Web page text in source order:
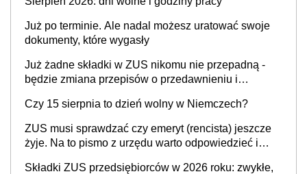
Już po terminie. Ale nadal możesz uratować swoje
dokumenty, które wygasły
Już żadne składki w ZUS nikomu nie przepadną -
będzie zmiana przepisów o przedawnieniu i
Czy 15 sierpnia to dzień wolny w Niemczech?
ZUS musi sprawdzać czy emeryt (rencista) jeszcze
żyje. Na to pismo z urzędu warto odpowiedzieć i
Składki ZUS przedsiębiorców w 2026 roku: zwykłe,